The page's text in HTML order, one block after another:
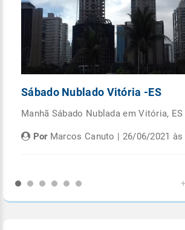
Sábado Nublado Vitória -ES
Manhã Sábado Nublada em Vitória, ES
PorMarcos Canuto | 26/06/2021 às